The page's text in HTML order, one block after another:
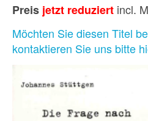
Preis jetzt reduziert incl.
Möchten Sie diesen Titel
kontaktieren Sie uns bitte